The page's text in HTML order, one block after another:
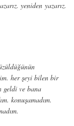
yeniden yazarız.
her şeyi bilen bir
geldi ve bana
konuşamadım.